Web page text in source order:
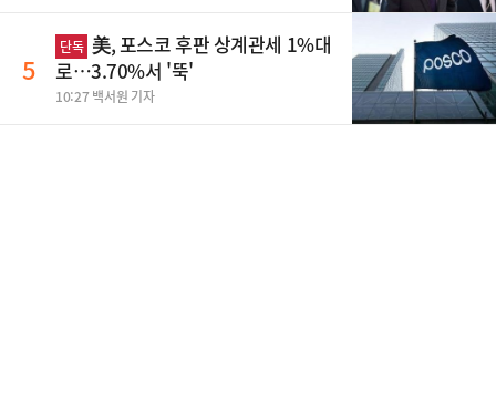
5
단독 美, 포스코 후판 상계관세 1%대
로…3.70%서 '뚝'
10:27 백서원 기자